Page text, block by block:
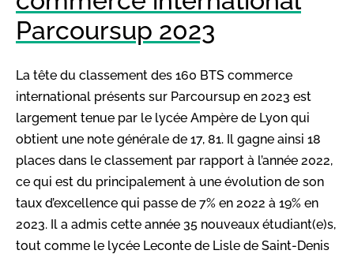
Parcoursup 2023
La tête du classement des 160 BTS commerce
international présents sur Parcoursup en 2023 est
largement tenue par le lycée Ampère de Lyon qui
obtient une note générale de 17, 81. Il gagne ainsi 18
places dans le classement par rapport à l’année 2022,
ce qui est du principalement à une évolution de son
taux d’excellence qui passe de 7% en 2022 à 19% en
2023. Il a admis cette année 35 nouveaux étudiant(e)s,
tout comme le lycée Leconte de Lisle de Saint-Denis